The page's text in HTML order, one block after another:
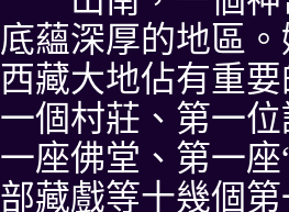
底蘊深厚的地區
西藏大地佔有重
一個村莊、第一
一座佛堂、第一
部藏戲等十幾個